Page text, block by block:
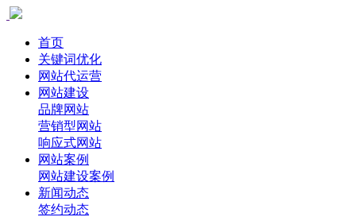
首页
关键词优化
网站代运营
网站建设
品牌网站
营销型网站
响应式网站
网站案例
网站建设案例
新闻动态
签约动态